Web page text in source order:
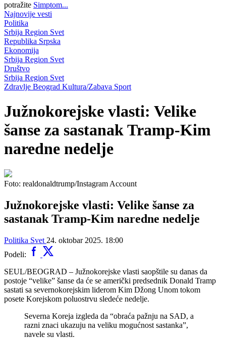
potražite Simptom...
Najnovije vesti
Politika
Srbija Region Svet
Republika Srpska
Ekonomija
Srbija Region Svet
Društvo
Srbija Region Svet
Zdravlje Beograd Kultura/Zabava Sport
Južnokorejske vlasti: Velike
šanse za sastanak Tramp-Kim
naredne nedelje
Foto: realdonaldtrump/Instagram Account
Južnokorejske vlasti: Velike šanse za
sastanak Tramp-Kim naredne nedelje
Politika Svet 24. oktobar 2025. 18:00
Podeli:
SEUL/BEOGRAD – Južnokorejske vlasti saopštile su danas da
postoje “velike” šanse da će se američki predsednik Donald Tramp
sastati sa severnokorejskim liderom Kim Džong Unom tokom
posete Korejskom poluostrvu sledeće nedelje.
Severna Koreja izgleda da “obraća pažnju na SAD, a
razni znaci ukazuju na veliku mogućnost sastanka”,
navele su vlasti.